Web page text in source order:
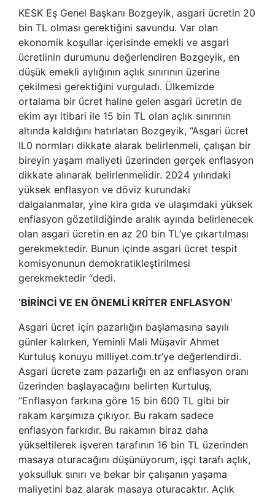
KESK Eş Genel Başkanı Bozgeyik, asgari ücretin 20
bin TL olması gerektiğini savundu. Var olan
ekonomik koşullar içerisinde emekli ve asgari
ücretlinin durumunu değerlendiren Bozgeyik, en
düşük emekli aylığının açlık sınırının üzerine
çekilmesi gerektiğini vurguladı. Ülkemizde
ortalama bir ücret haline gelen asgari ücretin de
ekim ayı itibari ile 15 bin TL olan açlık sınırının
altında kaldığını hatırlatan Bozgeyik, “Asgari ücret
IL0 normları dikkate alarak belirlenmeli, çalışan bir
bireyin yaşam maliyeti üzerinden gerçek enflasyon
dikkate alınarak belirlenmelidir. 2024 yılındaki
yüksek enflasyon ve döviz kurundaki
dalgalanmalar, yine kira gıda ve ulaşımdaki yüksek
enflasyon gözetildiğinde aralık ayında belirlenecek
olan asgari ücretin en az 20 bin TL’ye çıkartılması
gerekmektedir. Bunun içinde asgari ücret tespit
komisyonunun demokratikleştirilmesi
gerekmektedir “dedi.
‘BİRİNCİ VE EN ÖNEMLİ KRİTER ENFLASYON’
Asgari ücret için pazarlığın başlamasına sayılı
günler kalırken, Yeminli Mali Müşavir Ahmet
Kurtuluş konuyu milliyet.com.tr’ye değerlendirdi.
Asgari ücrete zam pazarlığı en az enflasyon oranı
üzerinden başlayacağını belirten Kurtuluş,
“Enflasyon farkına göre 15 bin 600 TL gibi bir
rakam karşımıza çıkıyor. Bu rakam sadece
enflasyon farkıdır. Bu rakamın biraz daha
yükseltilerek işveren tarafının 16 bin TL üzerinden
masaya oturacağını düşünüyorum, işçi tarafı açlık,
yoksulluk sınırı ve bekar bir çalışanın yaşama
maliyetini baz alarak masaya oturacaktır. Açlık